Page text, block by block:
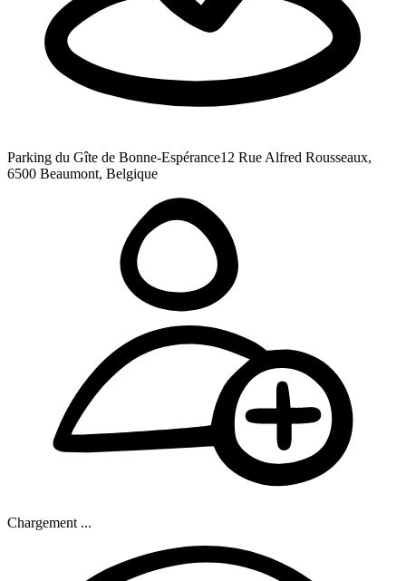
Parking du Gîte de Bonne-Espérance12 Rue Alfred Rousseaux,
6500 Beaumont, Belgique
Chargement ...